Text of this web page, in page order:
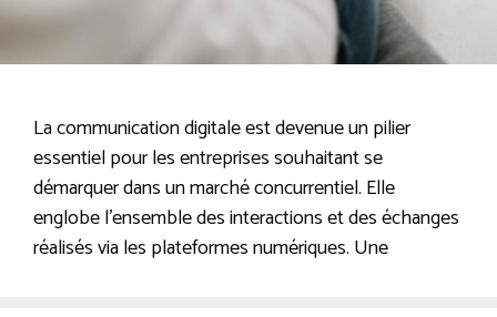
La communication digitale est devenue un pilier
essentiel pour les entreprises souhaitant se
démarquer dans un marché concurrentiel. Elle
englobe l’ensemble des interactions et des échanges
réalisés via les plateformes numériques. Une